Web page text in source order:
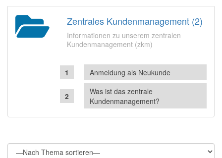
Zentrales Kundenmanagement (2)
Informationen zu unserem zentralen
Kundenmanagement (zkm)
Anmeldung als Neukunde
Was ist das zentrale
Kundenmanagement?